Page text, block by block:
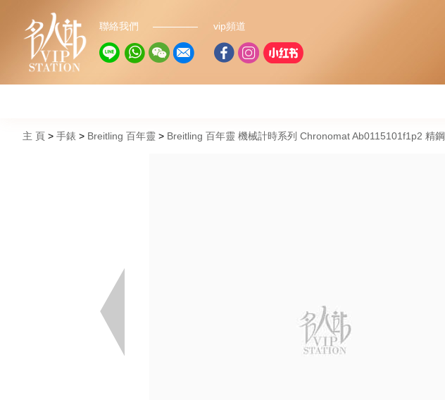
聯絡我們 vip頻道
主 頁 手錶 Breitling 百年靈 Breitling 百年靈 機械計時系列 Chronomat Ab0115101f1p2 精鋼